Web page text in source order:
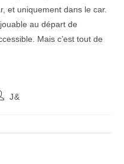
et uniquement dans le car.
au départ de
Mais c’est tout de
autrice
J&